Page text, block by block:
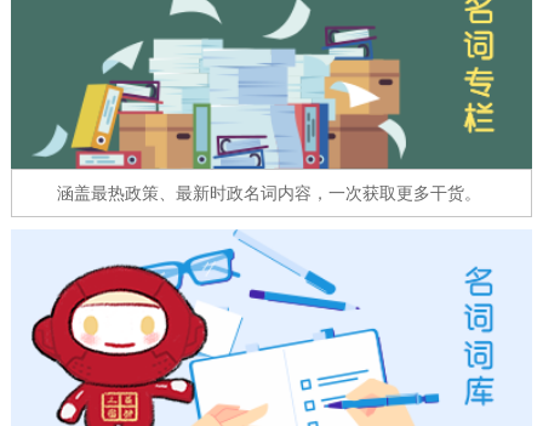
图说北京 视频北京
多语种
ENGLISH 한국어
DEUTSCH FRANÇAIS РУССКИЙ ЯЗЫК
ESPAÑOL العربية PORTUGUÊS
ITALIANO
涵盖最热政策、最新时政名词内容，一次获取更多干货。